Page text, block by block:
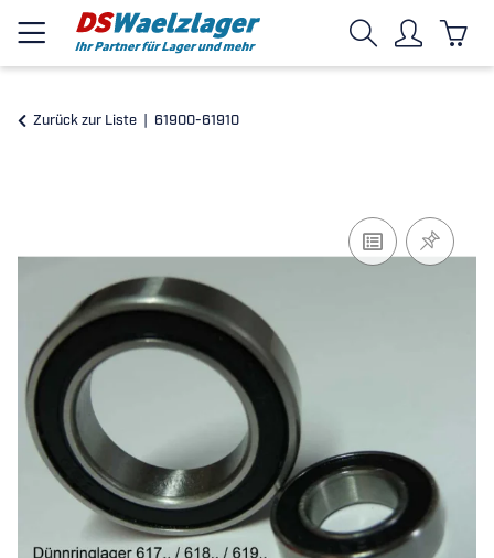
Zurück zur Liste 61900-61910